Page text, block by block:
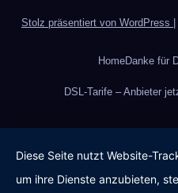
Stolz präsentiert von WordPress
HomeDanke für
DSL-Tarife – Anbieter
Diese Seite nutzt Website-
um ihre Dienste anzubieten,